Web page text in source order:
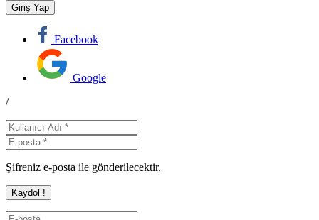
Facebook
Google
/
Şifreniz e-posta ile gönderilecektir.